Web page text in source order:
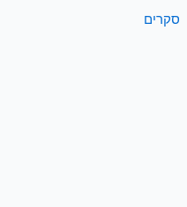
סקרים